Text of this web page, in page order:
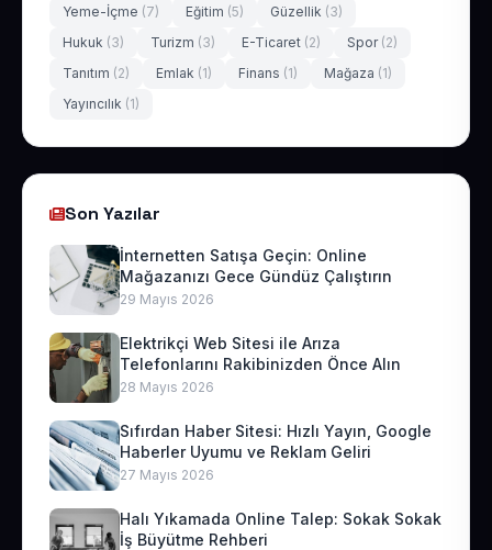
Yeme-İçme (7) Eğitim (5) Güzellik (3)
Hukuk (3) Turizm (3) E-Ticaret (2) Spor (2)
Tanıtım (2) Emlak (1) Finans (1) Mağaza (1)
Yayıncılık (1)
Son Yazılar
İnternetten Satışa Geçin: Online
Mağazanızı Gece Gündüz Çalıştırın
29 Mayıs 2026
Elektrikçi Web Sitesi ile Arıza
Telefonlarını Rakibinizden Önce Alın
28 Mayıs 2026
Sıfırdan Haber Sitesi: Hızlı Yayın, Google
Haberler Uyumu ve Reklam Geliri
27 Mayıs 2026
Halı Yıkamada Online Talep: Sokak Sokak
İş Büyütme Rehberi